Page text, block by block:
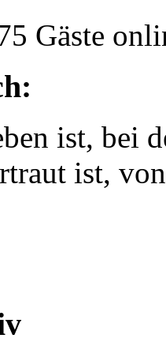
Gäste
ist, bei
ist,